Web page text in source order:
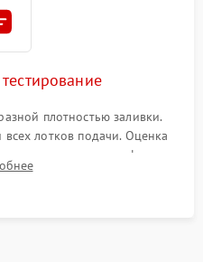
плотностью заливки.
лотков подачи. Оценка
отсутствие дефектов
готового устройства.